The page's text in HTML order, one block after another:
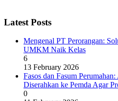
Latest Posts
Mengenal PT Perorangan:
UMKM Naik Kelas
6
13 February 2026
Fasos dan Fasum
Diserahkan ke Pemda Agar
0